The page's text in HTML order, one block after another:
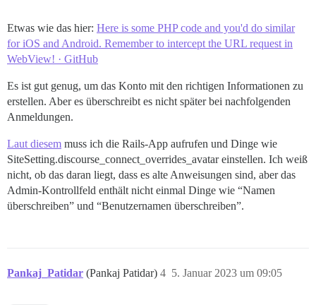
Etwas wie das hier: Here is some PHP code and you'd do similar
for iOS and Android. Remember to intercept the URL request in
WebView! · GitHub
Es ist gut genug, um das Konto mit den richtigen Informationen zu
erstellen. Aber es überschreibt es nicht später bei nachfolgenden
Anmeldungen.
Laut diesem muss ich die Rails-App aufrufen und Dinge wie
SiteSetting.discourse_connect_overrides_avatar einstellen. Ich weiß
nicht, ob das daran liegt, dass es alte Anweisungen sind, aber das
Admin-Kontrollfeld enthält nicht einmal Dinge wie “Namen
überschreiben” und “Benutzernamen überschreiben”.
Pankaj_Patidar (Pankaj Patidar) 5. Januar 2023 um 09:05
4